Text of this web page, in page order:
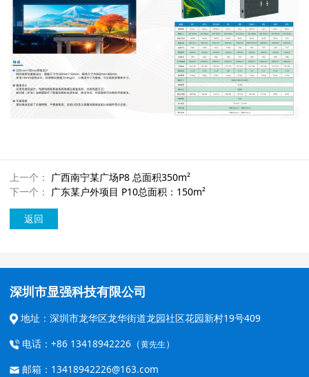
上一个： 广西南宁某广场P8 总面积350m²
下一个： 广东某户外项目 P10总面积：150m²
返回
深圳市显强科技有限公司
地址：深圳市龙华区龙华街道龙园社区花园新村19号409
电话：+86 13418942226（黄先生）
邮箱：13418942226@163.com